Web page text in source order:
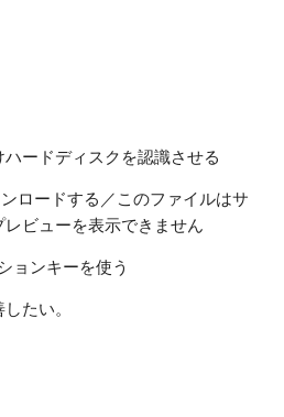
ードディスクを認識させる
ロードする／このファイルはサ
ビューを表示できません
ョンキーを使う
たい。